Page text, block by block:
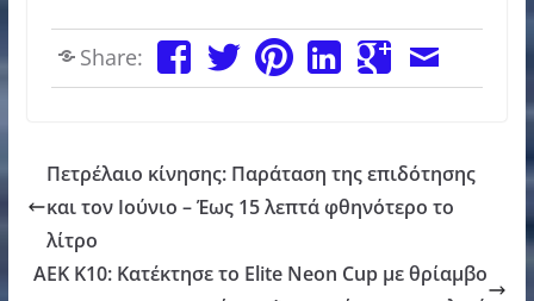
Share:
Πετρέλαιο κίνησης: Παράταση της επιδότησης
και τον Ιούνιο – Έως 15 λεπτά φθηνότερο το
λίτρο
ΑΕΚ Κ10: Κατέκτησε το Elite Neon Cup με θρίαμβο